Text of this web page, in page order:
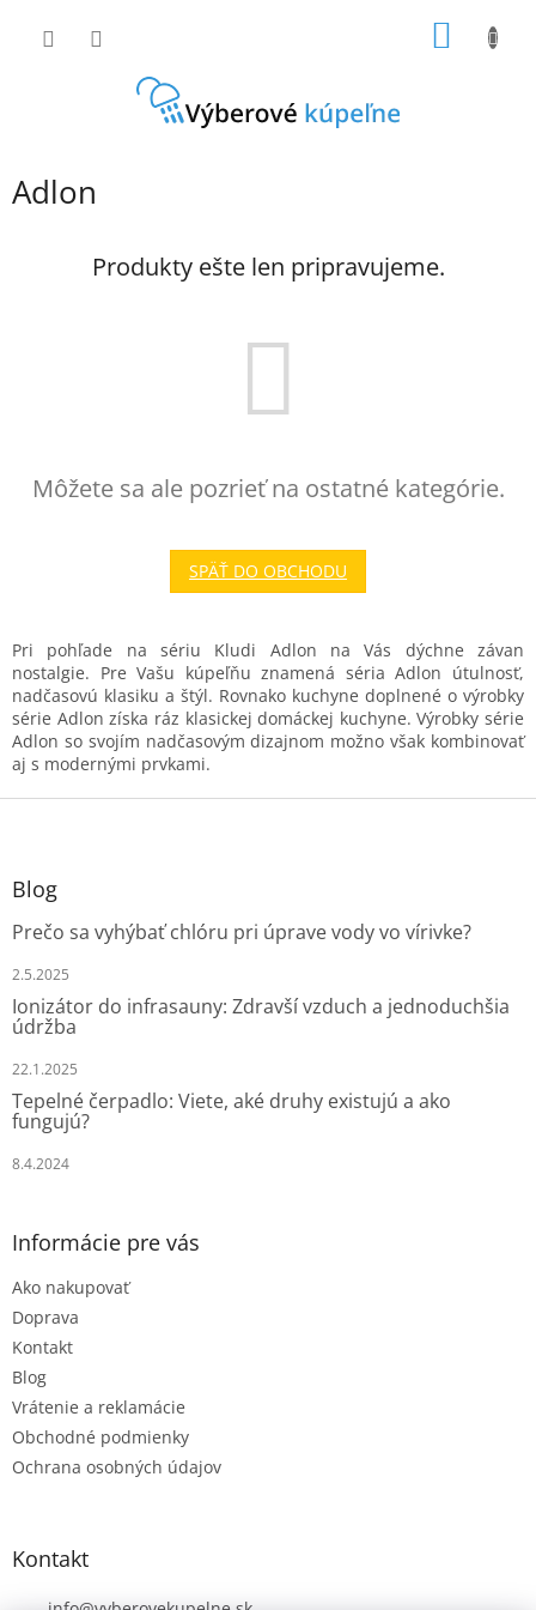
Adlon
Produkty ešte len pripravujeme.
Môžete sa ale pozrieť na ostatné kategórie.
SPÄŤ DO OBCHODU
Pri pohľade na sériu Kludi Adlon na Vás dýchne závan
nostalgie. Pre Vašu kúpeľňu znamená séria Adlon útulnosť,
nadčasovú klasiku a štýl. Rovnako kuchyne doplnené o výrobky
série Adlon získa ráz klasickej domáckej kuchyne. Výrobky série
Adlon so svojím nadčasovým dizajnom možno však kombinovať
aj s modernými prvkami.
Z
Blog
Prečo sa vyhýbať chlóru pri úprave vody vo vírivke?
2.5.2025
Ionizátor do infrasauny: Zdravší vzduch a jednoduchšia
údržba
22.1.2025
Tepelné čerpadlo: Viete, aké druhy existujú a ako
fungujú?
8.4.2024
Informácie pre vás
Ako nakupovať
Doprava
Kontakt
Blog
Vrátenie a reklamácie
Obchodné podmienky
Ochrana osobných údajov
Kontakt